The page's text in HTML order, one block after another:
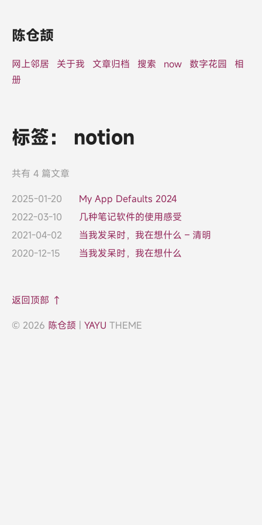
陈仓颉
网上邻居 关于我 文章归档 搜索 now 数字花园
相
册
标签： notion
共有 4 篇文章
2025-01-20
My App Defaults 2024
2022-03-10
几种笔记软件的使用感受
2021-04-02
当我发呆时，我在想什么 – 清明
2020-12-15
当我发呆时，我在想什么
返回顶部 ↑
© 2026 陈仓颉 | YAYU THEME